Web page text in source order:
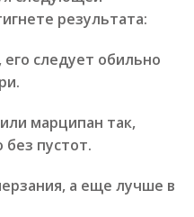
результата:
следует обильно
марципан так,
пустот.
а еще лучше в